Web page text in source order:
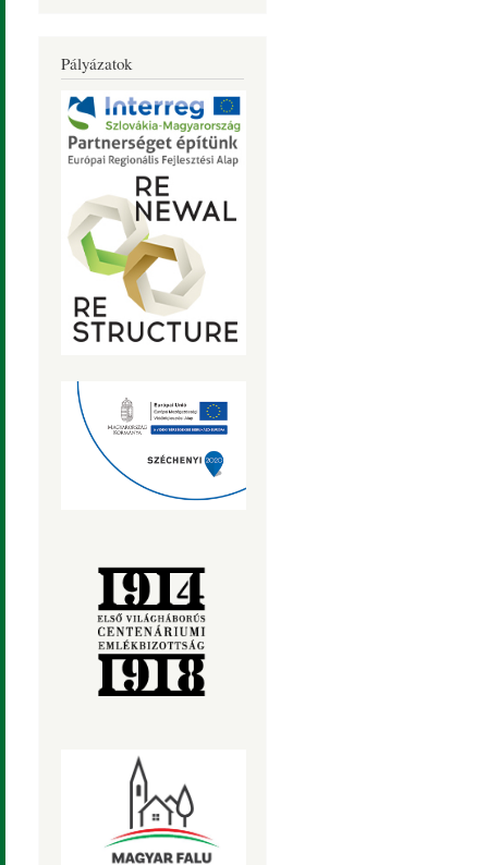
Pályázatok